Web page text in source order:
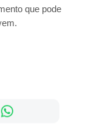
que pode